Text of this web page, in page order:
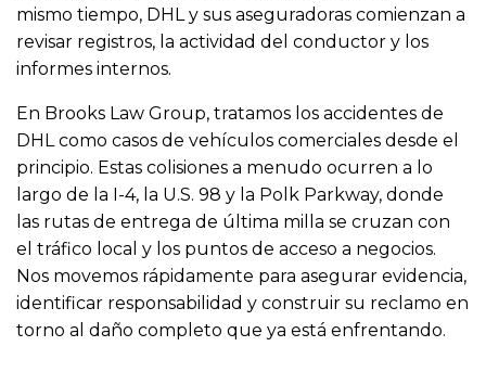
mismo tiempo, DHL y sus aseguradoras comienzan a
revisar registros, la actividad del conductor y los
informes internos.
En Brooks Law Group, tratamos los accidentes de
DHL como casos de vehículos comerciales desde el
principio. Estas colisiones a menudo ocurren a lo
largo de la I-4, la U.S. 98 y la Polk Parkway, donde
las rutas de entrega de última milla se cruzan con
el tráfico local y los puntos de acceso a negocios.
Nos movemos rápidamente para asegurar evidencia,
identificar responsabilidad y construir su reclamo en
torno al daño completo que ya está enfrentando.